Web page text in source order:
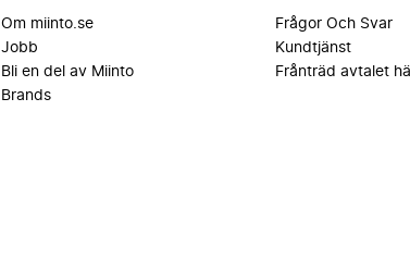
Om miinto.se
Jobb
Bli en del av Miinto
Brands
Frågor Och Svar
Kundtjänst
Frånträd avtalet